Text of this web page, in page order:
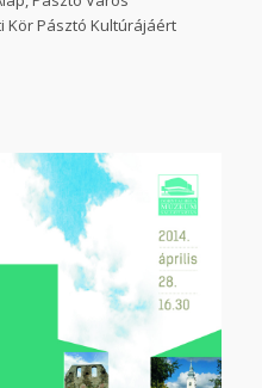
Kör Pásztó Kultúrájáért